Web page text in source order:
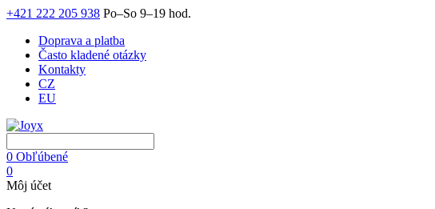
+421 222 205 938 Po–So 9–19 hod.
Doprava a platba
Často kladené otázky
Kontakty
CZ
EU
0 Obľúbené
0
Môj účet